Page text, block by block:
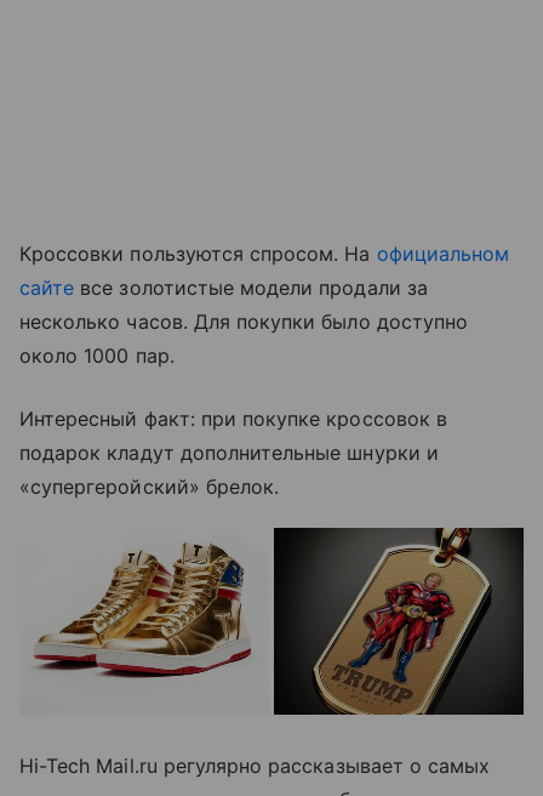
Кроссовки пользуются спросом. На официальном
сайте все золотистые модели продали за
несколько часов. Для покупки было доступно
около 1000 пар.
Интересный факт: при покупке кроссовок в
подарок кладут дополнительные шнурки и
«супергеройский» брелок.
Hi-Tech Mail.ru регулярно рассказывает о самых